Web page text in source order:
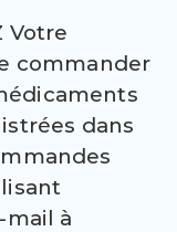
Votre
commander
dans
mail à